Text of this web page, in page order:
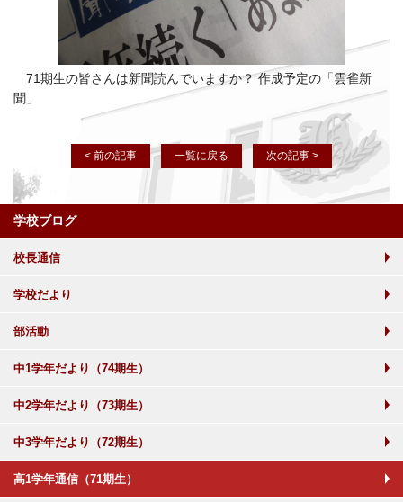
71期生の皆さんは新聞読んでいますか？ 作成予定の「雲雀新
聞」
< 前の記事 一覧に戻る 次の記事 >
学校ブログ
校長通信
学校だより
部活動
中1学年だより（74期生）
中2学年だより（73期生）
中3学年だより（72期生）
高1学年通信（71期生）